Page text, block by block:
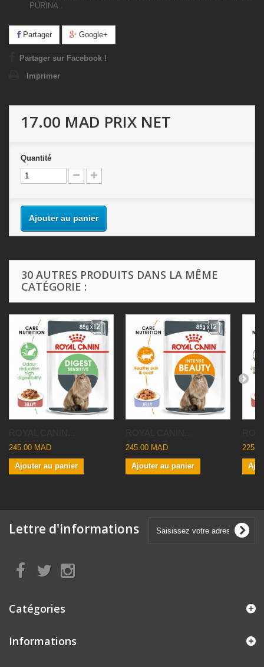
PURINA .
Partager Google+
Partager sur Facebook !
Imprimer
17.00 MAD PRIX NET
Quantité
Ajouter au panier
30 AUTRES PRODUITS DANS LA MÊME
CATÉGORIE :
245.00 MAD
Ajouter au panier
245.00 MAD
Ajouter au panier
Lettre d'informations
Catégories
Informations